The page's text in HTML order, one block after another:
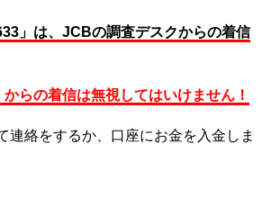
」は、JCBの調査デスクからの着信
からの着信は無視してはいけません！
連絡をするか、口座にお金を入金しま